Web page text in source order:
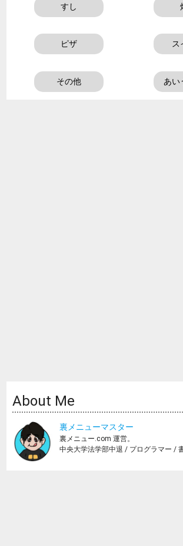
すし
ピザ ス
その他 あい
About Me
裏メニューマスター
裏メニュー.com 運営。
中央大学法学部中退 / プログラマー /